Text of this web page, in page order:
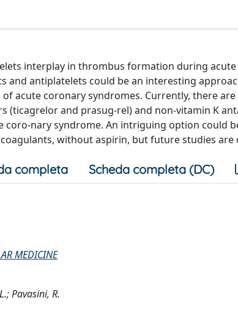
interplay in thrombus formation during
and antiplatelets could be an interesting
acute coronary syndromes. Currently, there
(ticagrelor and prasug-rel) and non-vitamin K
nary syndrome. An intriguing option could
without aspirin, but future studies are
completa Scheda completa (DC)
MEDICINE
Pavasini, R.